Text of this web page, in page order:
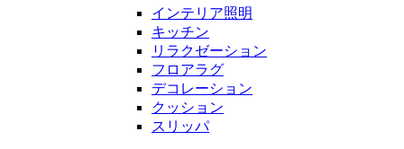
インテリア照明
キッチン
リラクゼーション
フロアラグ
デコレーション
クッション
スリッパ